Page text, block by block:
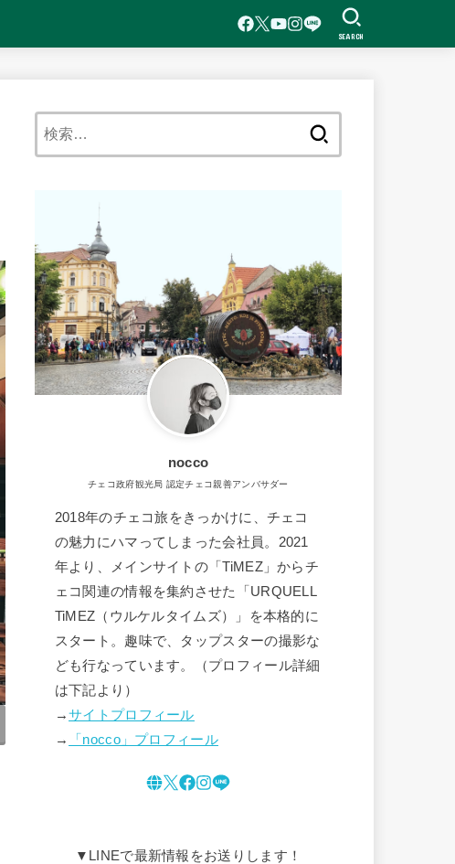
SEARCH
nocco
チェコ政府観光局 認定チェコ親善アンバサダー
2018年のチェコ旅をきっかけに、チェコ
の魅力にハマってしまった会社員。2021
年より、メインサイトの「TiMEZ」からチ
ェコ関連の情報を集約させた「URQUELL
TiMEZ（ウルケルタイムズ）」を本格的に
スタート。趣味で、タップスターの撮影な
ども行なっています。（プロフィール詳細
は下記より）
→サイトプロフィール
→
「nocco」プロフィール
▼LINEで最新情報をお送りします！